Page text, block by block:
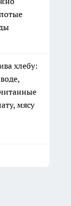
хлебу:
мясу